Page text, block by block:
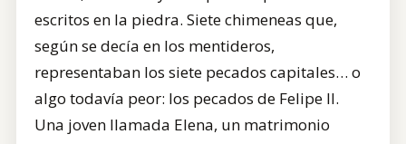
escritos en la piedra. Siete chimeneas que,
según se decía en los mentideros,
representaban los siete pecados capitales… o
algo todavía peor: los pecados de Felipe II.
Una joven llamada Elena, un matrimonio